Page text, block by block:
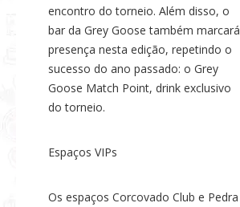
encontro do torneio. Além disso, o
bar da Grey Goose também marcará
presença nesta edição, repetindo o
sucesso do ano passado: o Grey
Goose Match Point, drink exclusivo
do torneio.
Espaços VIPs
Os espaços Corcovado Club e Pedra